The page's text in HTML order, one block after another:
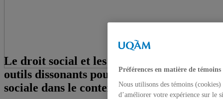
Le droit social et les droits sociaux : des
outils dissonants pour la régulation
sociale dans le contexte du néolibéralisme
Préférences en matière de témoins
Nous utilisons des témoins
d’améliorer votre expérience sur le